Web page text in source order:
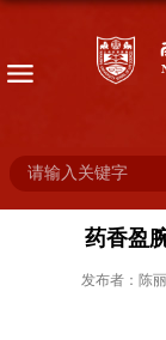
药香盈
发布者：陈